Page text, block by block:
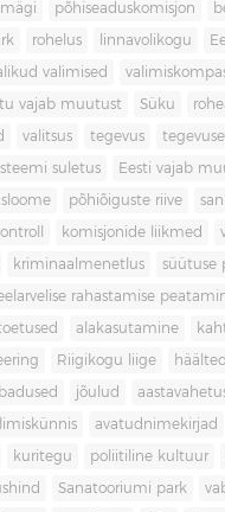
põhiseaduskomisjon
rohelus linnavolikogu
valimised
vajab muutust Süku
valitsus tegevus
suletus Eesti vajab
põhiõiguste riive
komisjonide liikmed
kriminaalmenetlus süütuse
rahastamise
alakasutamine
Riigikogu liige
jõulud
avatudnimekirjad
kuritegu poliitiline kultuur
Sanatooriumi park